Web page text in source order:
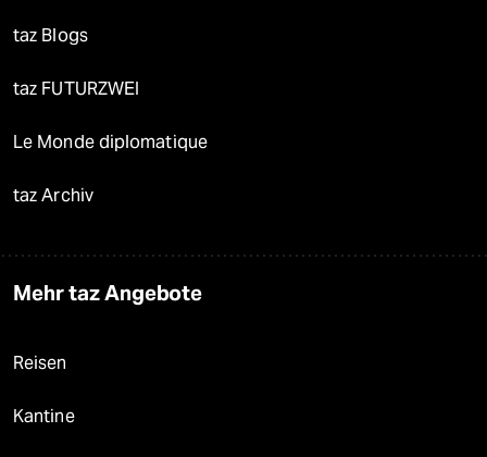
taz Blogs
taz FUTURZWEI
Le Monde diplomatique
taz Archiv
Mehr taz Angebote
Reisen
Kantine